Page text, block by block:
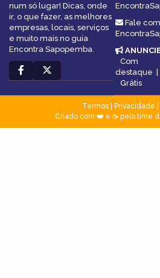
num só lugar! Dicas, onde
ir, o que fazer, as melhores
empresas, locais, serviços
e muito mais no guia
Encontra Sapopemba.
Fale
Com
destaque |
Grátis
Termos| Privacidade
Criado com ❤️ e ☕ pelo time